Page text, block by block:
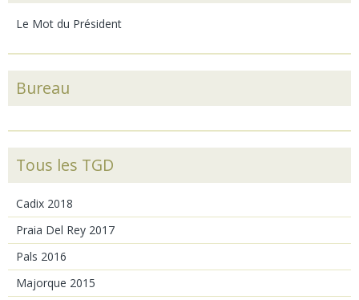
Le Mot du Président
Bureau
Tous les TGD
Cadix 2018
Praia Del Rey 2017
Pals 2016
Majorque 2015